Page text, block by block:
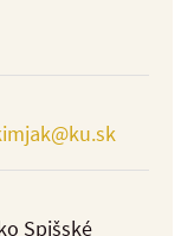
Spišské